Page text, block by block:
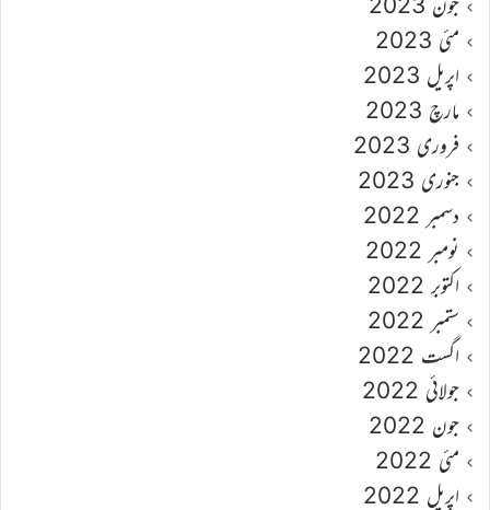
مئی 2023
اپریل 2023
مارچ 2023
فروری 2023
جنوری 2023
دسمبر 2022
نومبر 2022
اکتوبر 2022
ستمبر 2022
اگست 2022
جولائی 2022
جون 2022
مئی 2022
اپریل 2022